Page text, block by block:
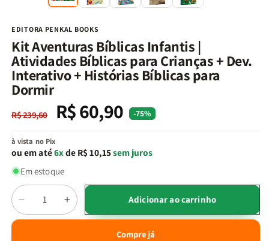
EDITORA PENKAL BOOKS
Kit Aventuras Bíblicas Infantis |
Atividades Bíblicas para Crianças + Dev.
Interativo + Histórias Bíblicas para
Dormir
Preço
normal
R$ 239,60
Preço
promocional
R$ 60,90 -75%
à vista no Pix
ou em até6xde R$ 10,15sem juros
Em estoque
Quantidade
Diminuir
a
Aumentar
a
quantidade
Adicionar ao carrinho
Compre já